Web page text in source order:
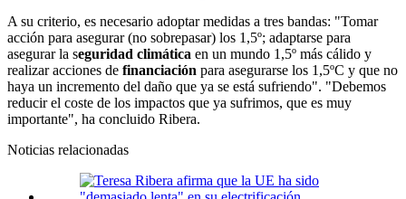
A su criterio, es necesario adoptar medidas a tres bandas: "Tomar
acción para asegurar (no sobrepasar) los 1,5º; adaptarse para
asegurar la seguridad climática en un mundo 1,5º más cálido y
realizar acciones de financiación para asegurarse los 1,5ºC y que no
haya un incremento del daño que ya se está sufriendo". "Debemos
reducir el coste de los impactos que ya sufrimos, que es muy
importante", ha concluido Ribera.
Noticias relacionadas